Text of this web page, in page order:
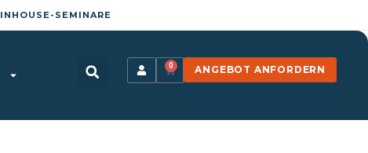
INHOUSE-SEMINARE
0 ANGEBOT ANFORDERN